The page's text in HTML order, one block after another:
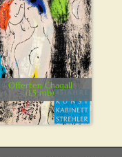
Offerten Chagall
(1.5 mb)